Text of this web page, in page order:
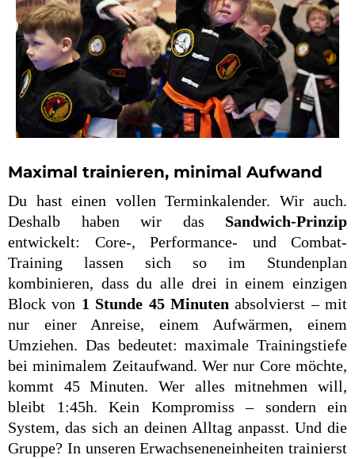
Maximal trainieren, minimal Aufwand
Du hast einen vollen Terminkalender. Wir auch.
Deshalb haben wir das Sandwich-Prinzip
entwickelt: Core-, Performance- und Combat-
Training lassen sich so im Stundenplan
kombinieren, dass du alle drei in einem einzigen
Block von 1 Stunde 45 Minutenabsolvierst – mit
nur einer Anreise, einem Aufwärmen, einem
Umziehen. Das bedeutet: maximale Trainingstiefe
bei minimalem Zeitaufwand. Wer nur Core möchte,
kommt 45 Minuten. Wer alles mitnehmen will,
bleibt 1:45h. Kein Kompromiss – sondern ein
System, das sich an deinen Alltag anpasst. Und die
Gruppe? In unseren Erwachseneneinheiten trainierst